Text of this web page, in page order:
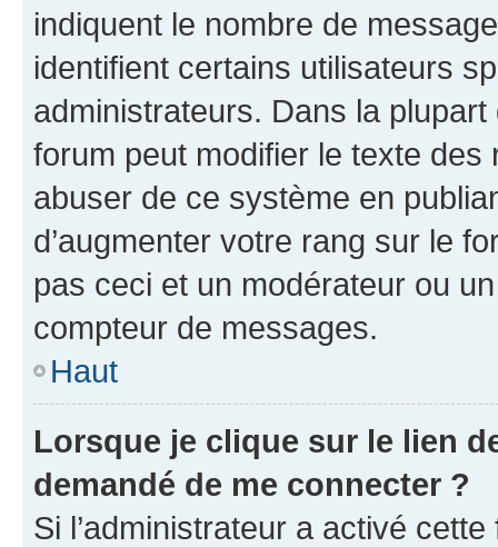
indiquent le nombre de
identifient certains utilisateurs
administrateurs. Dans la
forum peut modifier le texte
abuser de ce système en
d’augmenter votre rang sur le
pas ceci et un modérateur ou
compteur de messages.
Haut
Lorsque je clique sur le lien
demandé de me connecter ?
Si l’administrateur a activé